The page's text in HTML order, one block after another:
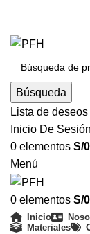
Búsqueda
Lista de deseos
Inicio De
0 elementos S/
Menú
0 elementos S/
Inicio
Materiales